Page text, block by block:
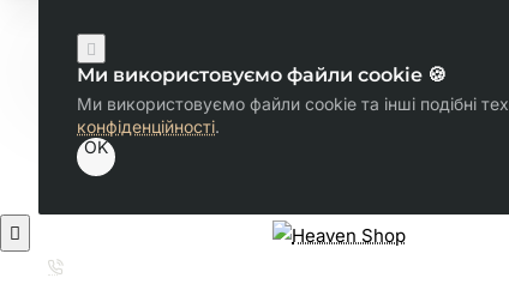
Ми використовуємо файли cookie 🍪
Ми використовуємо файли cookie та інші подібні
конфіденційності.
OK